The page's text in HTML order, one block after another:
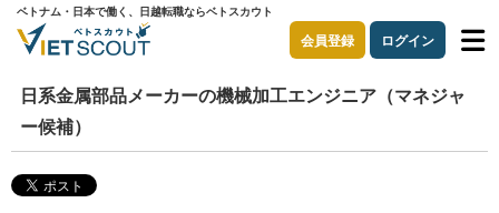
ベトナム・日本で働く、日越転職ならベトスカウト
会員登録 ログイン
日系金属部品メーカーの機械加工エンジニア（マネジャ
ー候補）